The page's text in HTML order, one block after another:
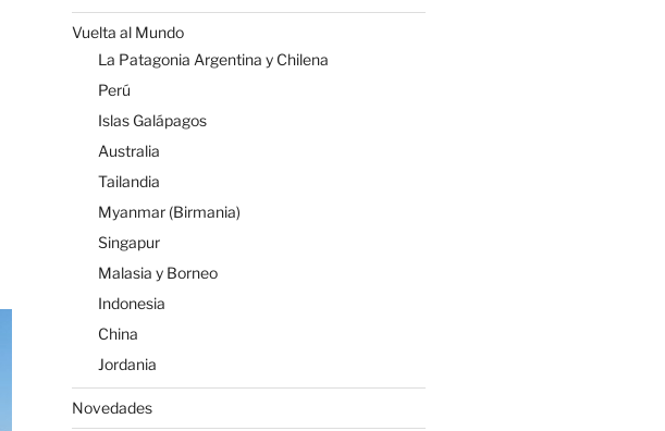
Vuelta al Mundo
La Patagonia Argentina y Chilena
Perú
Islas Galápagos
Australia
Tailandia
Myanmar (Birmania)
Singapur
Malasia y Borneo
Indonesia
China
Jordania
Novedades